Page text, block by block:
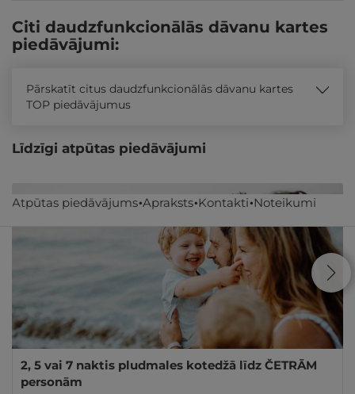
Atpūtas piedāvājums Apraksts Kontakti Noteikumi
Citi daudzfunkcionālās dāvanu kartes
piedāvājumi:
Pārskatīt citus daudzfunkcionālās dāvanu kartes
TOP piedāvājumus
Līdzīgi atpūtas piedāvājumi
2, 5 vai 7 naktis pludmales kotedžā līdz ČETRĀM
personām